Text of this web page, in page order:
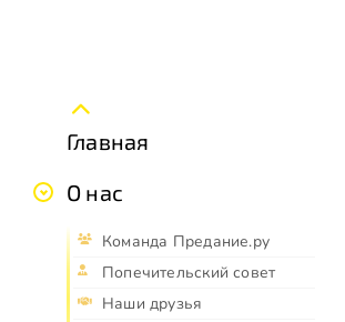
Главная
О нас
Команда Предание.ру
Попечительский совет
Наши друзья